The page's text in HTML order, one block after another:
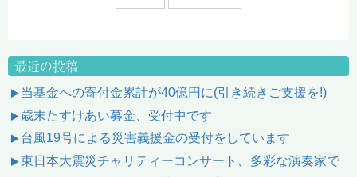
最近の投稿
当基金への寄付金累計が40億円に(引き続きご支援を!)
歳末たすけあい募金、受付中です
台風19号による災害義援金の受付をしています
東日本大震災チャリティーコンサート、多彩な演奏家で